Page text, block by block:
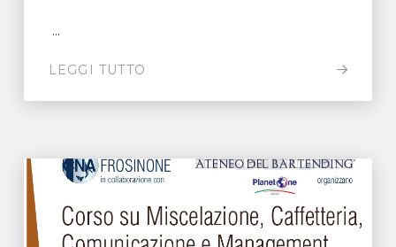
...
LEGGI TUTTO